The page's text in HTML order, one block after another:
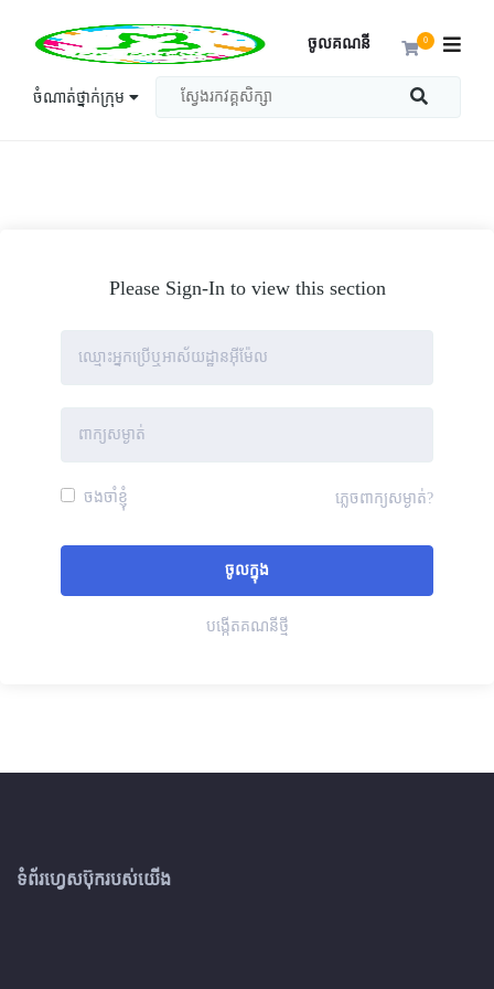
ចំណាត់ថ្នាក់ក្រុម
0
ចូលគណនី
Please Sign-In to view this section
ចងចាំខ្ញុំ ភ្លេចពាក្យសម្ងាត់?
បង្កើតគណនីថ្មី
ទំព័រហ្វេសប៊ុករបស់យើង